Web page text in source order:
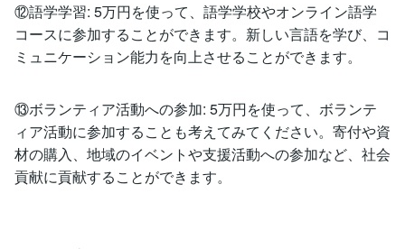
⑫語学学習: 5万円を使って、語学学校やオンライン語学
コースに参加することができます。新しい言語を学び、コ
ミュニケーション能力を向上させることができます。
⑬ボランティア活動への参加: 5万円を使って、ボランテ
ィア活動に参加することも考えてみてください。寄付や資
材の購入、地域のイベントや支援活動への参加など、社会
貢献に貢献することができます。